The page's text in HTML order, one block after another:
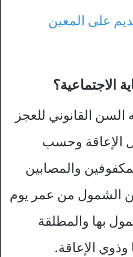
على المعين
الاجتماعية؟
القانوني للعجز
الإعاقة وحسب
المكفوفين والمصابين
الشمول من عمر يوم
بها والمطلقة
وذوي الإعاقة.